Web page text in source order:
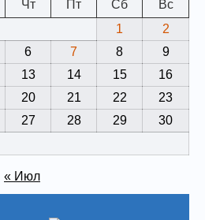
Чт Пт Сб
Вс
1
2
6 7 8
9
13 14 15
16
20 21 22
23
27 28 29
30
« Июл